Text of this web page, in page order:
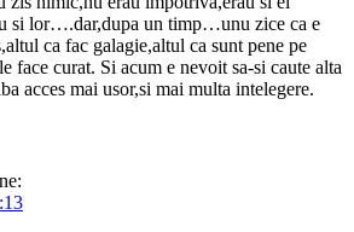
si lor….dar,dupa un timp…unu zice ca e
ca fac galagie,altul ca sunt pene pe
face curat. Si acum e nevoit sa-si caute alta
acces mai usor,si mai multa intelegere.